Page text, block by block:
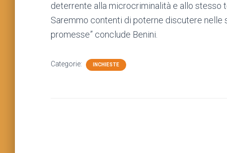
deterrente alla microcriminalità e allo stesso
Saremmo contenti di poterne discutere nelle
promesse” conclude Benini.
Categorie: INCHIESTE